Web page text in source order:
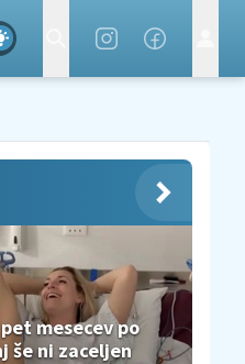
mesecev po
še ni zaceljen